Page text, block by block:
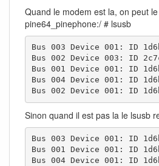
Quand le modem est la, on peut
pine64_pinephone:/ # lsusb
Bus 003 Device 001: ID
Bus 002 Device 003: ID
Bus 001 Device 001: ID
Bus 004 Device 001: ID
Bus 002 Device 001: ID
Sinon quand il est pas la le lsusb
Bus 003 Device 001: ID
Bus 001 Device 001: ID
Bus 004 Device 001: ID